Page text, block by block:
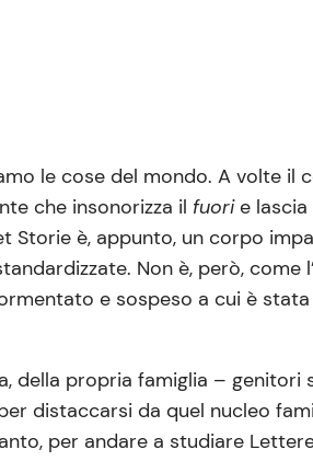
le cose del mondo. A volte il
che insonorizza il fuorie lascia
è, appunto, un corpo
Non è, però, come
e sospeso a cui è
della propria famiglia – genitori
distaccarsi da quel nucleo
per andare a studiare